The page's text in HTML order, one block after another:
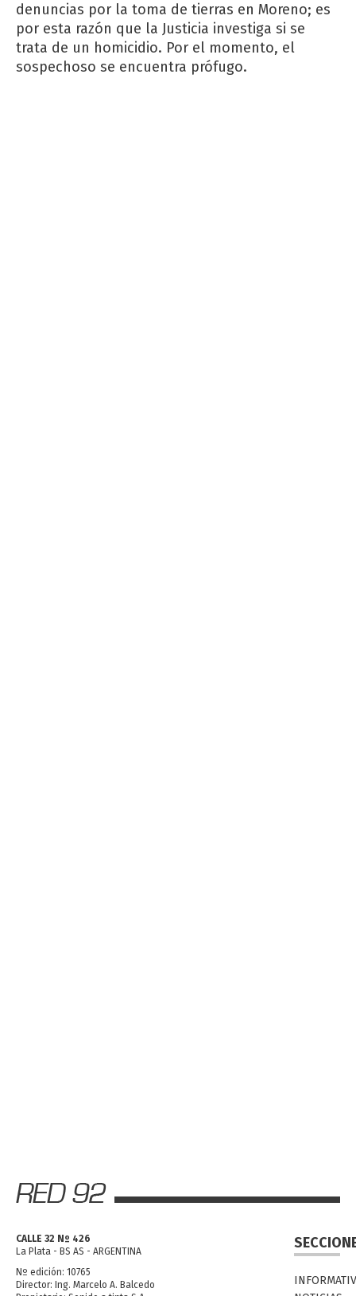
denuncias por la toma de tierras en Moreno; es
por esta razón que la Justicia investiga si se
trata de un homicidio. Por el momento, el
sospechoso se encuentra prófugo.
CALLE 32 Nº 426
La Plata - BS AS - ARGENTINA
Nº edición: 10765
Director: Ing. Marcelo A. Balcedo